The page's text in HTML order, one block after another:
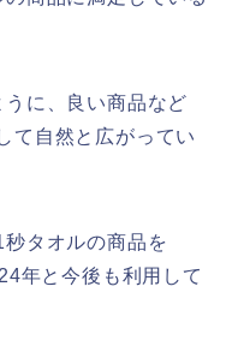
に、良い商品など
て自然と広がってい
タオルの商品を
年と今後も利用して